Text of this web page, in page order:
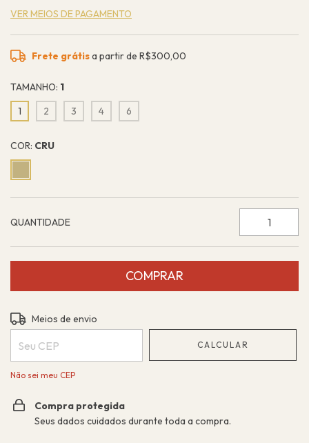
VER MEIOS DE PAGAMENTO
Frete grátisa partir deR$300,00
TAMANHO: 1
1
2 3 4 6
COR: CRU
QUANTIDADE
Entregas para o CEP:
Meios de envio
CALCULAR
Não sei meu CEP
Compra protegida
Seus dados cuidados durante toda a compra.